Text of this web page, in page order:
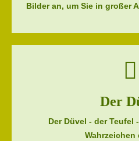
Bilder an, um Sie in großer
Der
Der Düvel - der
Wahrzeichen